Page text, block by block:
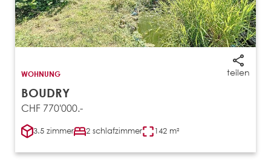
teilen
WOHNUNG
BOUDRY
CHF 770'000.-
3.5 zimmer 2 schlafzimmer 142 m²